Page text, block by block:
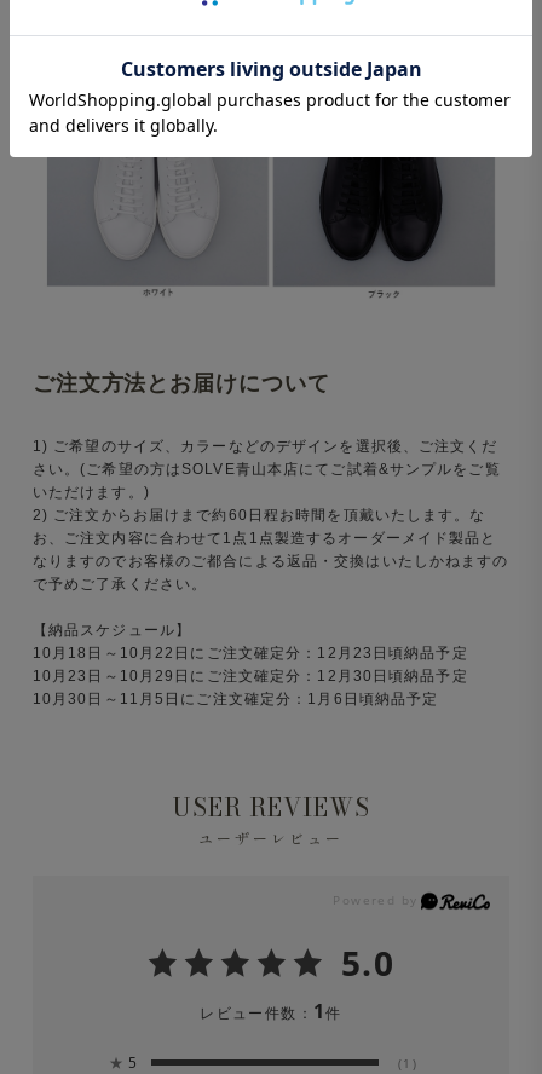
ご注文方法とお届けについて
1) ご希望のサイズ、カラーなどのデザインを選択後、ご注文くだ
さい。(ご希望の方はSOLVE青山本店にてご試着&サンプルをご覧
いただけます。)
2) ご注文からお届けまで約60日程お時間を頂戴いたします。な
お、ご注文内容に合わせて1点1点製造するオーダーメイド製品と
なりますのでお客様のご都合による返品・交換はいたしかねますの
で予めご了承ください。
【納品スケジュール】
10月18日～10月22日にご注文確定分：12月23日頃納品予定
10月23日～10月29日にご注文確定分：12月30日頃納品予定
10月30日～11月5日にご注文確定分：1月6日頃納品予定
USER REVIEWS
ユーザーレビュー
5.0
レビュー件数： 1件
★ 5 (1)